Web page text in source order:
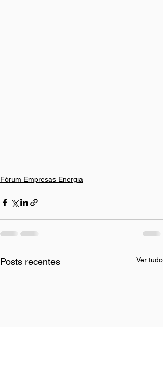
Fórum Empresas Energia
Posts recentes Ver tudo